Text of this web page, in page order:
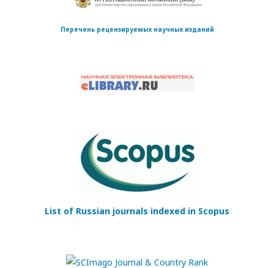
Перечень рецензируемых научных изданий
List of Russian journals indexed in Scopus